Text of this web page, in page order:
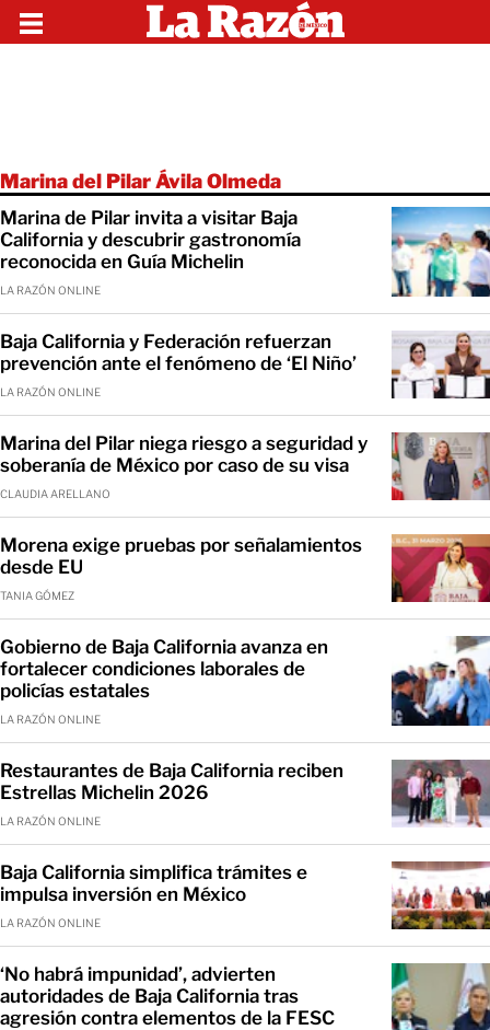
Marina del Pilar Ávila Olmeda
Marina de Pilar invita a visitar Baja
California y descubrir gastronomía
reconocida en Guía Michelin
LA RAZÓN ONLINE
Baja California y Federación refuerzan
prevención ante el fenómeno de ‘El Niño’
LA RAZÓN ONLINE
Marina del Pilar niega riesgo a seguridad y
soberanía de México por caso de su visa
CLAUDIA ARELLANO
Morena exige pruebas por señalamientos
desde EU
TANIA GÓMEZ
Gobierno de Baja California avanza en
fortalecer condiciones laborales de
policías estatales
LA RAZÓN ONLINE
Restaurantes de Baja California reciben
Estrellas Michelin 2026
LA RAZÓN ONLINE
Baja California simplifica trámites e
impulsa inversión en México
LA RAZÓN ONLINE
‘No habrá impunidad’, advierten
autoridades de Baja California tras
agresión contra elementos de la FESC